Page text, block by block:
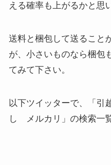
える確率も上がるかと思
送料と梱包して送ること
が、小さいものなら梱包
てみて下さい。
以下ツイッターで、「
し メルカリ」の検索一